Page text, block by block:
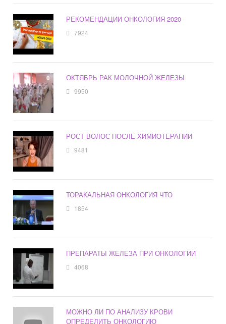
РЕКОМЕНДАЦИИ ОНКОЛОГИЯ 2020
7924
ОКТЯБРЬ РАК МОЛОЧНОЙ ЖЕЛЕЗЫ
9950
РОСТ ВОЛОС ПОСЛЕ ХИМИОТЕРАПИИ
9481
ТОРАКАЛЬНАЯ ОНКОЛОГИЯ ЧТО
1854
ПРЕПАРАТЫ ЖЕЛЕЗА ПРИ ОНКОЛОГИИ
4068
МОЖНО ЛИ ПО АНАЛИЗУ КРОВИ
ОПРЕДЕЛИТЬ ОНКОЛОГИЮ